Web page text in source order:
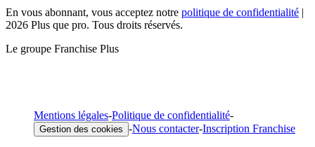
En vous abonnant, vous acceptez notre politique de confidentialité |
2026 Plus que pro. Tous droits réservés.
Le groupe Franchise Plus
Mentions légales-Politique de confidentialité-
Gestion des cookies -Nous contacter-Inscription Franchise